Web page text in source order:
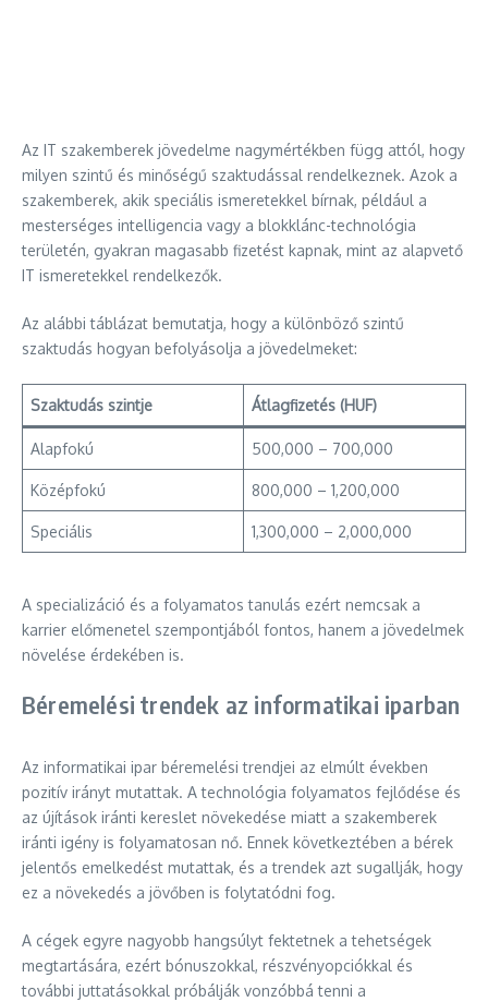
Az IT szakemberek jövedelme nagymértékben függ attól, hogy
milyen szintű és minőségű szaktudással rendelkeznek. Azok a
szakemberek, akik speciális ismeretekkel bírnak, például a
mesterséges intelligencia vagy a blokklánc-technológia
területén, gyakran magasabb fizetést kapnak, mint az alapvető
IT ismeretekkel rendelkezők.
Az alábbi táblázat bemutatja, hogy a különböző szintű
szaktudás hogyan befolyásolja a jövedelmeket:
Szaktudás szintje Átlagfizetés (HUF)
Alapfokú 500,000 – 700,000
Középfokú 800,000 – 1,200,000
Speciális 1,300,000 – 2,000,000
A specializáció és a folyamatos tanulás ezért nemcsak a
karrier előmenetel szempontjából fontos, hanem a jövedelmek
növelése érdekében is.
Béremelési trendek az informatikai iparban
Az informatikai ipar béremelési trendjei az elmúlt években
pozitív irányt mutattak. A technológia folyamatos fejlődése és
az újítások iránti kereslet növekedése miatt a szakemberek
iránti igény is folyamatosan nő. Ennek következtében a bérek
jelentős emelkedést mutattak, és a trendek azt sugallják, hogy
ez a növekedés a jövőben is folytatódni fog.
A cégek egyre nagyobb hangsúlyt fektetnek a tehetségek
megtartására, ezért bónuszokkal, részvényopciókkal és
további juttatásokkal próbálják vonzóbbá tenni a